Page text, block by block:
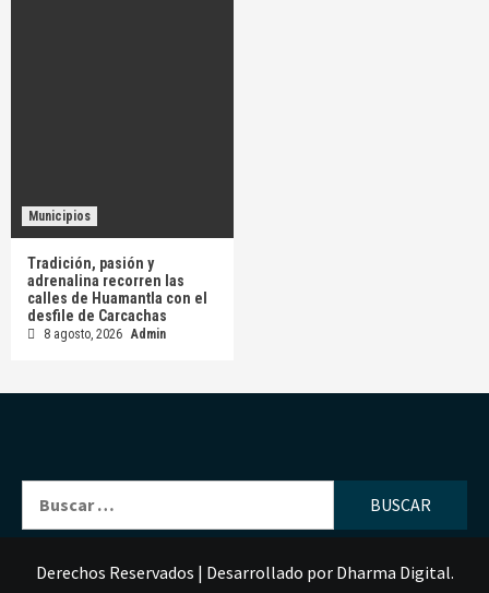
Municipios
Tradición, pasión y
adrenalina recorren las
calles de Huamantla con el
desfile de Carcachas
8 agosto, 2026 Admin
Derechos Reservados | Desarrollado por Dharma Digital.